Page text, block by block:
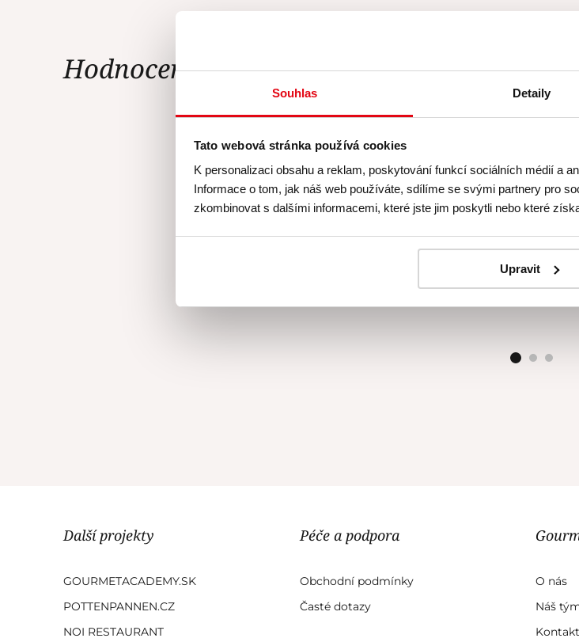
Souhlas Detaily
Tato webová stránka používá cookies
K personalizaci obsahu a reklam, poskytování funkcí sociálních médií a
Informace o tom, jak náš web používáte, sdílíme se svými partnery pro
zkombinovat s dalšími informacemi, které jste jim poskytli nebo které
Upravit
Hodnocení Gourmet Academy
Za mě super, nová technika, možnost si vše
skvělá, krásně vše vysvětlí, pomůže,
dort snad každý. Děkuji
Lucie Weissová| 29.
Další projekty
GOURMETACADEMY.SK
POTTENPANNEN.CZ
NOI RESTAURANT
Péče a podpora
Obchodní podmínky
Časté dotazy
O nás
Náš
Kontakt